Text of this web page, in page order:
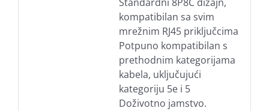
kompatibilan sa svim
mrežnim RJ45 priključcima
Potpuno kompatibilan s
prethodnim kategorijama
kabela, uključujući
kategoriju 5e i 5
Doživotno jamstvo.